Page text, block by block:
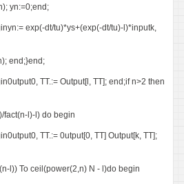
yn:=0;end;
exp(-dt/tu)*ys+(exp(-dt/tu)-l)*inputk,
end;}end;
TT.:= Output[l, TT]; end;if n>2 then
fact(n-l)-l) do begin
TT.:= 0utput[0, TT] Output[k, TT];
l)) To ceil(power(2,n) N - l)do begin